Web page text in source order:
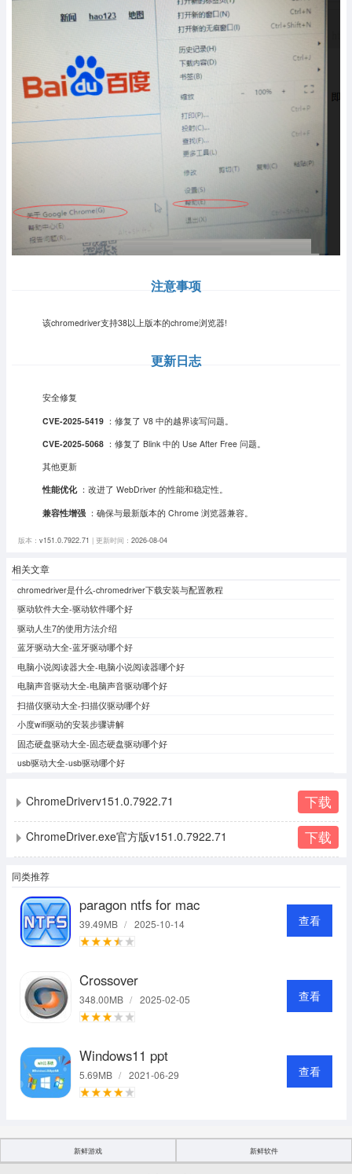
注意事项
该chromedriver支持38以上版本的chrome浏览器!
更新日志
安全修复
CVE-2025-5419 ：修复了 V8 中的越界读写问题。
CVE-2025-5068 ：修复了 Blink 中的 Use After Free 问题。
其他更新
性能优化：改进了 WebDriver 的性能和稳定性。
兼容性增强 ：确保与最新版本的 Chrome 浏览器兼容。
版本： v151.0.7922.71 | 更新时间： 2026-08-04
相关文章
chromedriver是什么-chromedriver下载安装与配置教程
驱动软件大全-驱动软件哪个好
驱动人生7的使用方法介绍
蓝牙驱动大全-蓝牙驱动哪个好
电脑小说阅读器大全-电脑小说阅读器哪个好
电脑声音驱动大全-电脑声音驱动哪个好
扫描仪驱动大全-扫描仪驱动哪个好
小度wifi驱动的安装步骤讲解
固态硬盘驱动大全-固态硬盘驱动哪个好
usb驱动大全-usb驱动哪个好
ChromeDriverv151.0.7922.71 下载
ChromeDriver.exe官方版v151.0.7922.71 下载
同类推荐
paragon ntfs for mac
39.49MB / 2025-10-14 查看
Crossover
348.00MB / 2025-02-05 查看
Windows11 ppt
5.69MB / 2021-06-29 查看
新鲜游戏 新鲜软件